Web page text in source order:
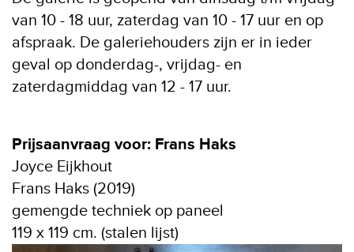
van 10 - 18 uur, zaterdag van 10 - 17 uur en op
afspraak. De galeriehouders zijn er in ieder
geval op donderdag-, vrijdag- en
zaterdagmiddag van 12 - 17 uur.
Prijsaanvraag voor: Frans Haks
Joyce Eijkhout
Frans Haks (2019)
gemengde techniek op paneel
119 x 119 cm. (stalen lijst)